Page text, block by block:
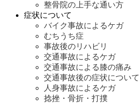
整骨院の上手な通い方
症状について
バイク事故によるケガ
むちうち症
事故後のリハビリ
交通事故によるケガ
交通事故による膝の痛み
交通事故後の症状について
人身事故によるケガ
捻挫・骨折・打撲